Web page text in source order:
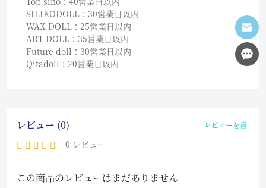
SILIKODOLL：30営業日以内
WAX DOLL：25営業日以内
ART DOLL：35営業日以内
Future doll：30営業日以内
Qitadoll：20営業日以内
レビュー (0) レビューを書く
0 レビュー
この商品のレビューはまだありません